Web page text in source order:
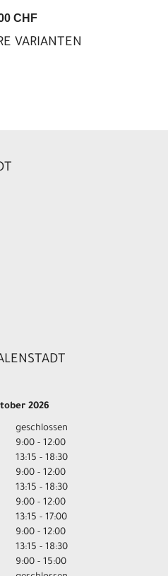
CHF
VARIANTEN
2026
geschlossen
9:00 - 12:00
13:15 - 18:30
9:00 - 12:00
13:15 - 18:30
9:00 - 12:00
13:15 - 17:00
9:00 - 12:00
13:15 - 18:30
9:00 - 15:00